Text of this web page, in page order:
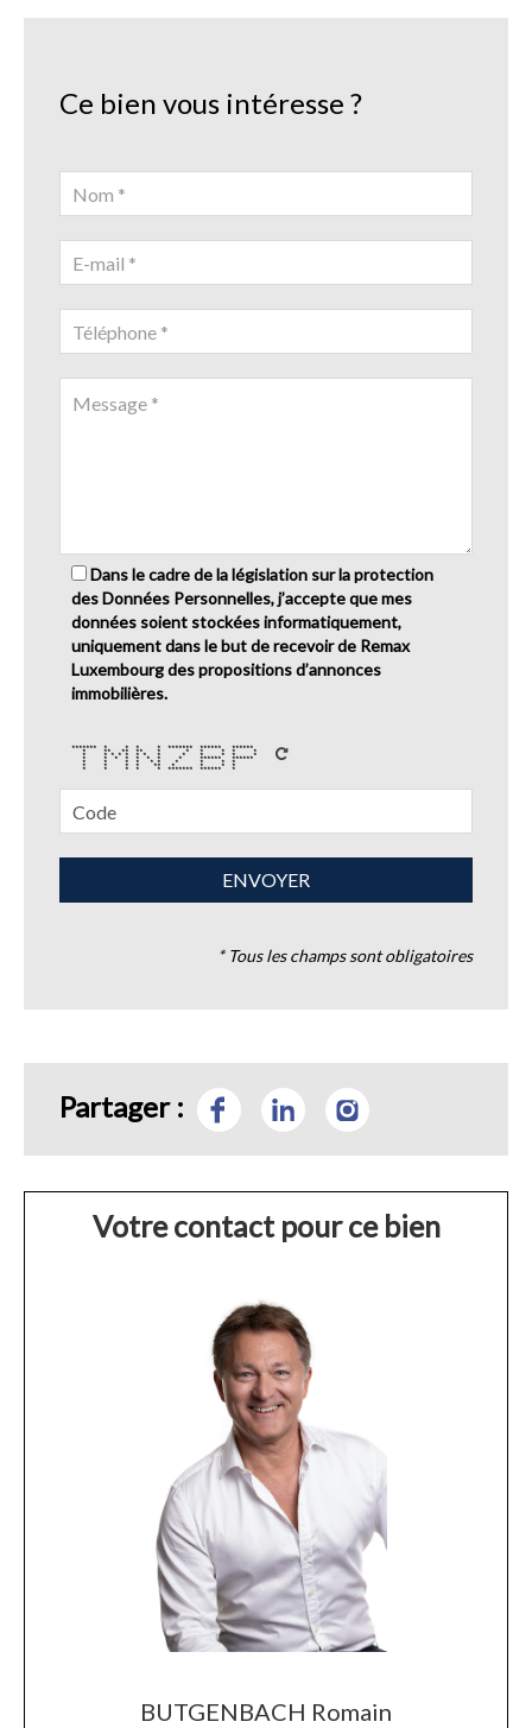
Ce bien vous intéresse ?
Dans le cadre de la législation sur la protection
des Données Personnelles, j’accepte que mes
données soient stockées informatiquement,
uniquement dans le but de recevoir de Remax
Luxembourg des propositions d’annonces
immobilières.
******* * * * * ******* ****** ******
* ** ** ** * * * * * *
* * * * * * * * * * * * *
* * * * * * * * ****** ******
* * * * * * * * * *
* * * * ** * * * *
* * * * * ******* ****** *
* Tous les champs sont obligatoires
Partager :
Votre contact pour ce bien
BUTGENBACH Romain